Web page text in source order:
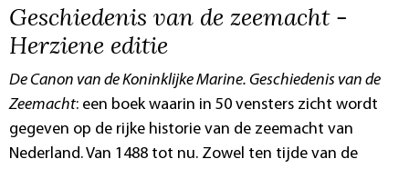
Geschiedenis van de zeemacht -
Herziene editie
De Canon van de Koninklijke Marine. Geschiedenis van de
Zeemacht: een boek waarin in 50 vensters zicht wordt
gegeven op de rijke historie van de zeemacht van
Nederland. Van 1488 tot nu. Zowel ten tijde van de